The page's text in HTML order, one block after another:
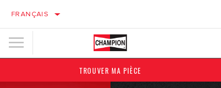
FRANÇAIS
TROUVER MA PIÈCE